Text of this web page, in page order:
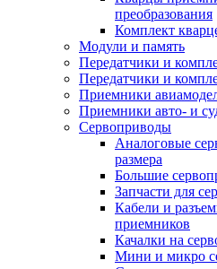
преобразования
Комплект
Модули и память
Передатчики и
Передатчики и
Приемники
Приемники авто- и
Сервоприводы
Аналоговые
размера
Большие
Запчасти для
Кабели и
приемников
Качалки на
Мини и микро